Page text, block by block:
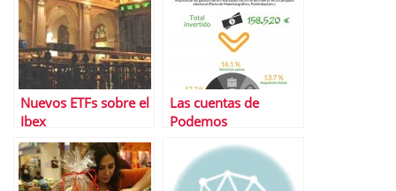
Nuevos ETFs sobre el
Ibex
Las cuentas de
Podemos